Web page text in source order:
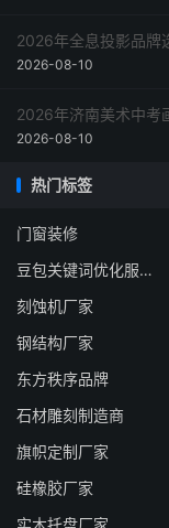
2026年全息投影品牌
2026-08-10
2026年济南美术中考
2026-08-10
热门标签
门窗装修
豆包关键词优化服务商
刻蚀机厂家
钢结构厂家
东方秩序品牌
石材雕刻制造商
旗帜定制厂家
硅橡胶厂家
实木托盘厂家